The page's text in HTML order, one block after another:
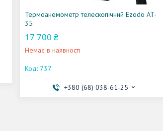
Термоанемометр телескопічний Ezodo AT-
35
17 700 ₴
Немає в наявності
737
+380 (68) 038-61-25